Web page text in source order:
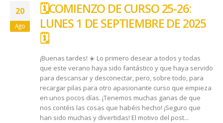
20
Ago
🗓️​COMIENZO DE CURSO 25-26:
LUNES 1 DE SEPTIEMBRE DE 2025
🗓️​
¡Buenas tardes! ☀️ Lo primero desear a todos y todas
que este verano haya sido fantástico y que haya servido
para descansar y desconectar, pero, sobre todo, para
recargar pilas para otro apasionante curso que empieza
en unos pocos días. ¡Tenemos muchas ganas de que
nos contéis las cosas que habéis hecho! ¡Seguro que
han sido muchas y divertidas! El motivo del post...